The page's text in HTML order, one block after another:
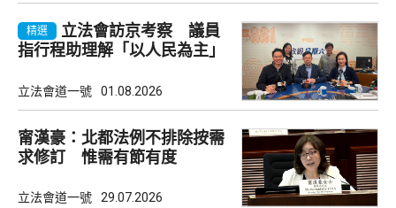
精選
立法會訪京考察 議員
指行程助理解「以人民為主」
立法會道一號 01.08.2026
甯漢豪：北都法例不排除按需
求修訂 惟需有節有度
立法會道一號 29.07.2026